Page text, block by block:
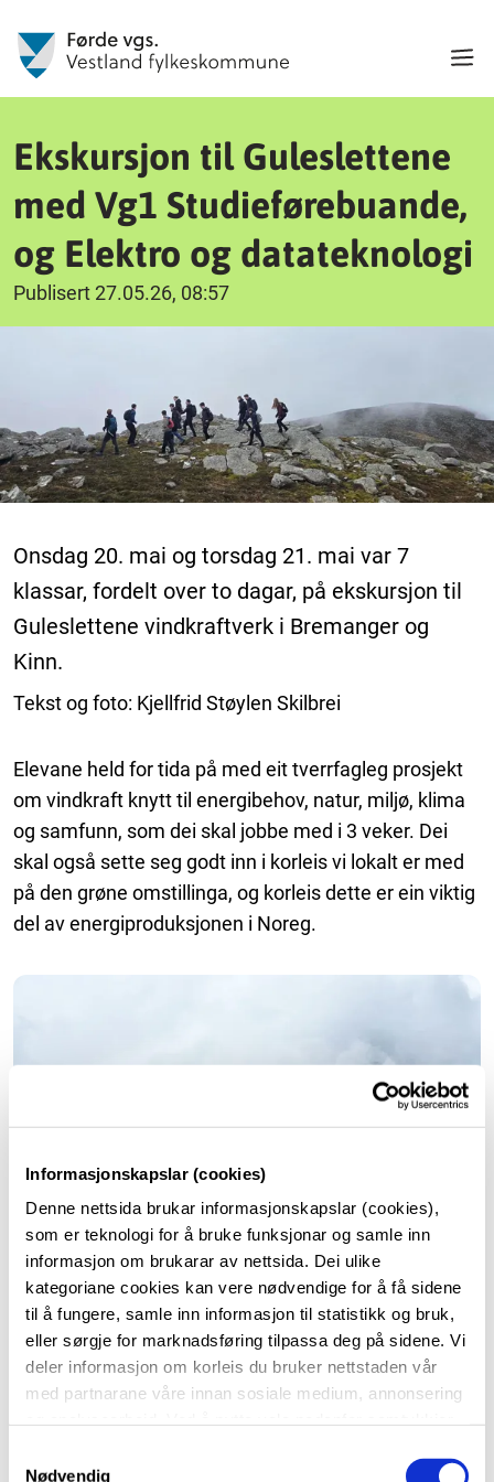
Informasjonskapslar (cookies)
Denne nettsida brukar informasjonskapslar (cookies),
som er teknologi for å bruke funksjonar og samle inn
informasjon om brukarar av nettsida. Dei ulike
kategoriane cookies kan vere nødvendige for å få sidene
til å fungere, samle inn informasjon til statistikk og bruk,
eller sørgje for marknadsføring tilpassa deg på sidene. Vi
deler informasjon om korleis du bruker nettstaden vår
med partnarane våre innan sosiale medium, annonsering
når du vil trekke samtykket ditt. Sjå meir om kva cookies
Nødvendig
Ekskursjon til Guleslettene
med Vg1 Studieførebuande,
og Elektro og datateknologi
Publisert 27.05.26, 08:57
Onsdag 20. mai og torsdag 21. mai var 7
klassar, fordelt over to dagar, på ekskursjon til
Guleslettene vindkraftverk i Bremanger og
Kinn.
Tekst og foto: Kjellfrid Støylen Skilbrei
Elevane held for tida på med eit tverrfagleg prosjekt
om vindkraft knytt til energibehov, natur, miljø, klima
og samfunn, som dei skal jobbe med i 3 veker. Dei
skal også sette seg godt inn i korleis vi lokalt er med
på den grøne omstillinga, og korleis dette er ein viktig
del av energiproduksjonen i Noreg.